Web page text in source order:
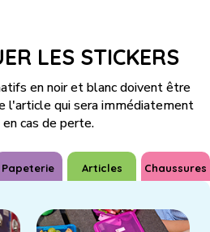
LES STICKERS
en noir et blanc doivent être
l'article qui sera immédiatement
cas de perte.
Papeterie Articles Chaussures